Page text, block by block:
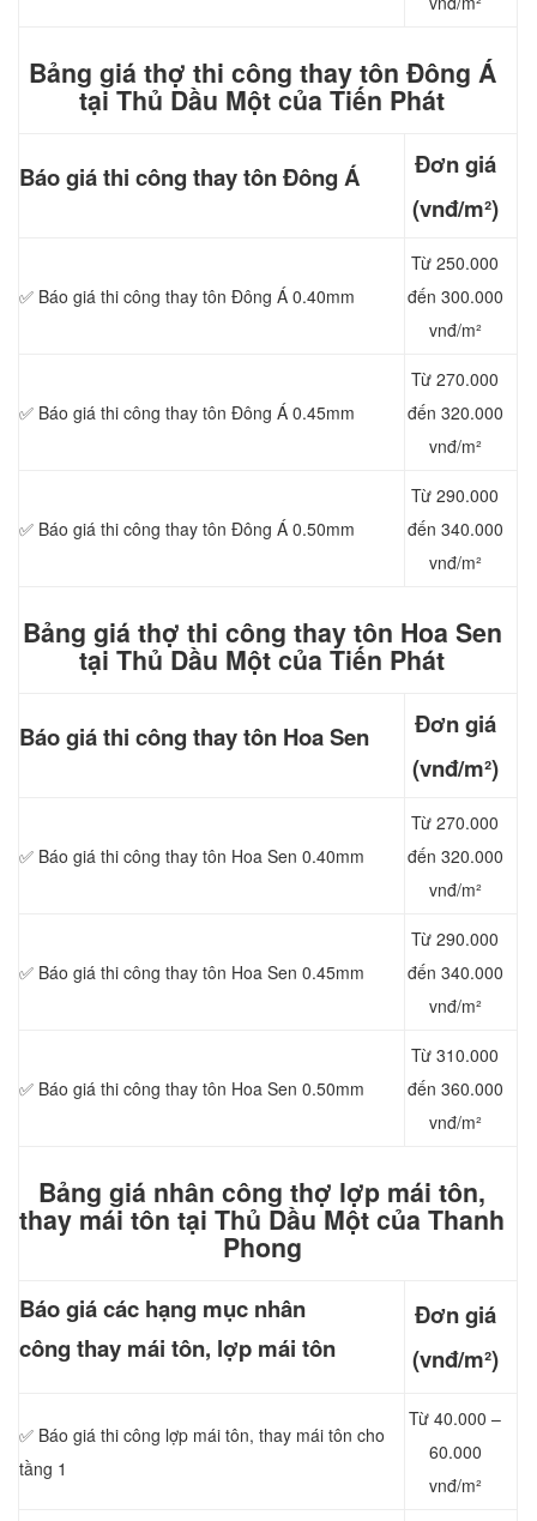
Bảng giá thợ thi công thay tôn Đông Á
tại Thủ Dầu Một của Tiến Phát
Báo giá thi công thay tôn Đông Á
Đơn giá
(vnđ/m²)
✅ Báo giá thi công thay tôn Đông Á 0.40mm
Từ 250.000
đến 300.000
vnđ/m²
✅ Báo giá thi công thay tôn Đông Á 0.45mm
Từ 270.000
đến 320.000
vnđ/m²
✅ Báo giá thi công thay tôn Đông Á 0.50mm
Từ 290.000
đến 340.000
vnđ/m²
Bảng giá thợ thi công thay tôn Hoa Sen
tại Thủ Dầu Một của Tiến Phát
Báo giá thi công thay tôn Hoa Sen
Đơn giá
(vnđ/m²)
✅ Báo giá thi công thay tôn Hoa Sen 0.40mm
Từ 270.000
đến 320.000
vnđ/m²
✅ Báo giá thi công thay tôn Hoa Sen 0.45mm
Từ 290.000
đến 340.000
vnđ/m²
✅ Báo giá thi công thay tôn Hoa Sen 0.50mm
Từ 310.000
đến 360.000
vnđ/m²
Bảng giá nhân công thợ lợp mái tôn,
thay mái tôn tại Thủ Dầu Một của Thanh
Phong
Báo giá các hạng mục nhân
công thay mái tôn, lợp mái tôn
Đơn giá
(vnđ/m²)
✅ Báo giá thi công lợp mái tôn, thay mái tôn cho
tầng 1
Từ 40.000 –
60.000
vnđ/m²